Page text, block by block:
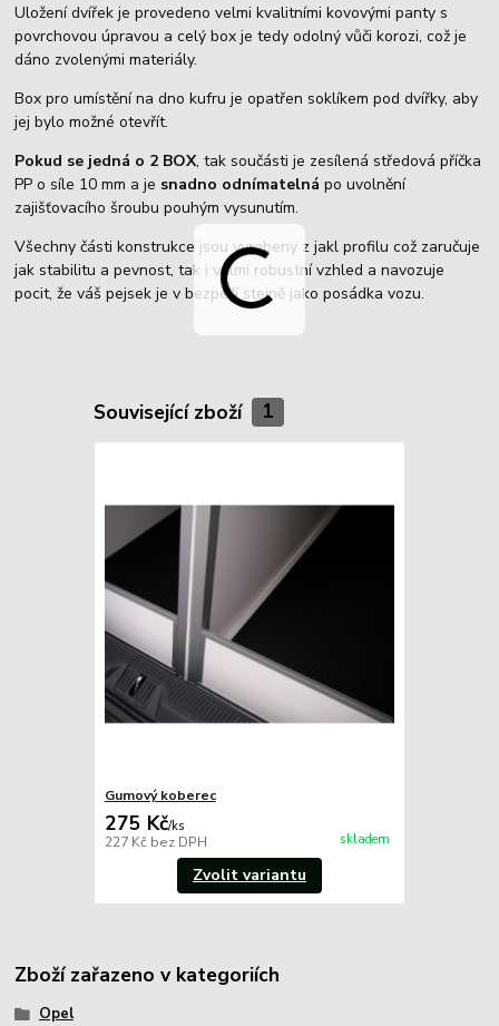
Uložení dvířek je provedeno velmi kvalitními kovovými panty s
povrchovou úpravou a celý box je tedy odolný vůči korozi, což je
dáno zvolenými materiály.
Box pro umístění na dno kufru je opatřen soklíkem pod dvířky, aby
jej bylo možné otevřít.
Pokud se jedná o 2 BOX, tak součásti je zesílená středová příčka
PP o síle 10 mm a je snadno odnímatelná po uvolnění
zajišťovacího šroubu pouhým vysunutím.
Všechny části konstrukce jsou vyrobeny z jakl profilu což zaručuje
jak stabilitu a pevnost, tak i velmi robustní vzhled a navozuje
pocit, že váš pejsek je v bezpečí stejně jako posádka vozu.
Související zboží 1
Gumový koberec
275 Kč/ks
227 Kč bez DPH skladem
Zvolit variantu
Zboží zařazeno v kategoriích
Opel